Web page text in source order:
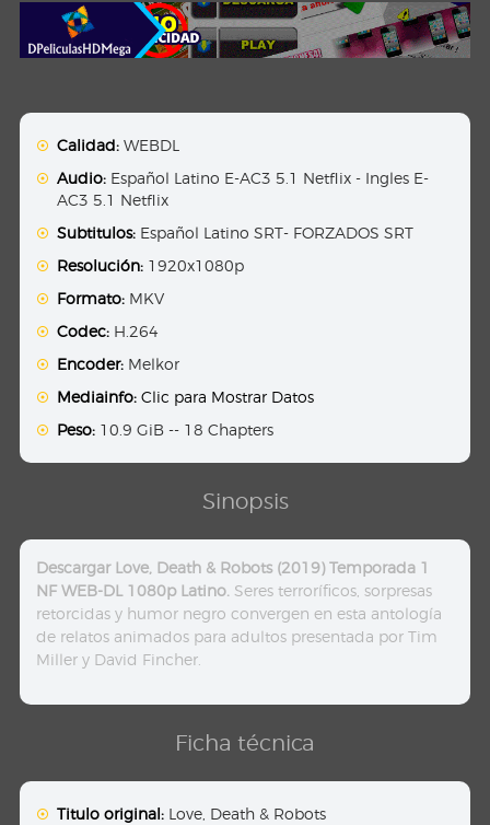
Calidad: WEBDL
Audio: Español Latino E-AC3 5.1 Netflix - Ingles E-
AC3 5.1 Netflix
Subtitulos: Español Latino SRT- FORZADOS SRT
Resolución: 1920x1080p
Formato: MKV
Codec: H.264
Encoder: Melkor
Mediainfo: Clic para Mostrar Datos
Peso: 10.9 GiB -- 18 Chapters
Sinopsis
Descargar Love, Death & Robots (2019) Temporada 1
NF WEB-DL 1080p Latino. Seres terroríficos, sorpresas
retorcidas y humor negro convergen en esta antología
de relatos animados para adultos presentada por Tim
Miller y David Fincher.
Ficha técnica
Titulo original: Love, Death & Robots